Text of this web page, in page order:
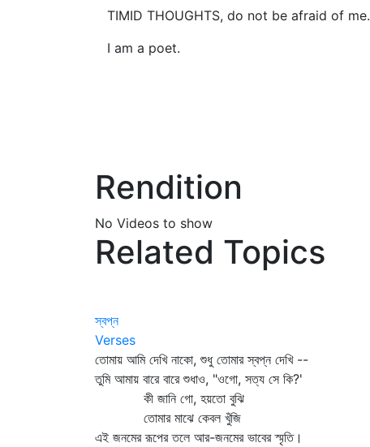
TIMID THOUGHTS, do not be afraid of me.
I am a poet.
Rendition
No Videos to show
Related Topics
স্বপ্ন
Verses
তোমায় আমি দেখি নাকো, শুধু তোমার স্বপ্ন দেখি --
তুমি আমায় বারে বারে শুধাও, "ওগো, সত্য সে কি?'
কী জানি গো, হয়তো বুঝি
তোমার মাঝে কেবল খুঁজি
এই জনমের রূপের তলে আর-জনমের ভাবের স্মৃতি।